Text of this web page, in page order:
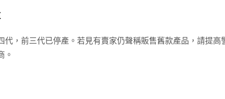
代，前三代已停產。若見有賣家仍聲稱販售舊款產品，請提
。